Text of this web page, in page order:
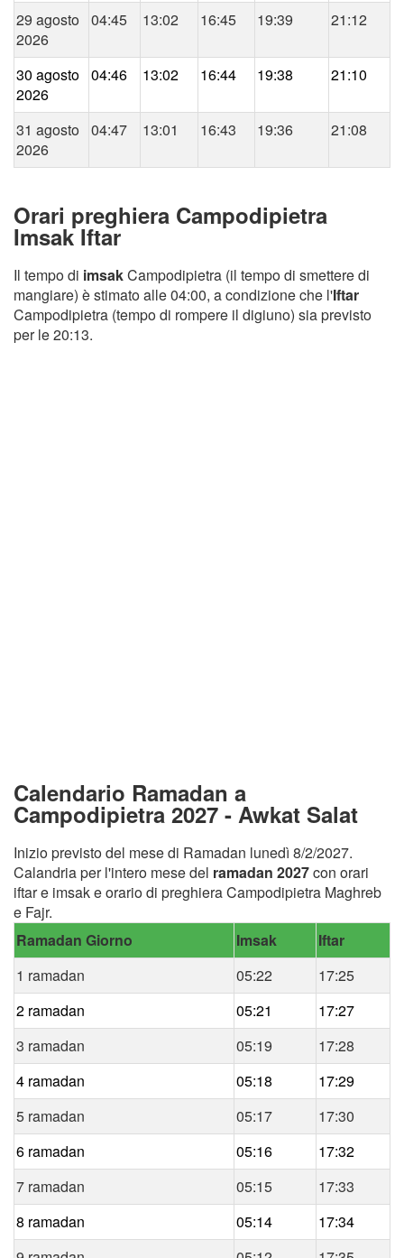
29 agosto
2026
04:45 13:02 16:45 19:39 21:12
30 agosto
2026
04:46 13:02 16:44 19:38 21:10
31 agosto
2026
04:47 13:01 16:43 19:36 21:08
Orari preghiera Campodipietra
Imsak Iftar
Il tempo di imsakCampodipietra (il tempo di smettere di
mangiare) è stimato alle 04:00, a condizione che l'Iftar
Campodipietra (tempo di rompere il digiuno) sia previsto
per le 20:13.
Calendario Ramadan a
Campodipietra 2027 - Awkat Salat
Inizio previsto del mese di Ramadan lunedì 8/2/2027.
Calandria per l'intero mese del ramadan 2027con orari
iftar e imsak e orario di preghiera Campodipietra Maghreb
e Fajr.
Ramadan Giorno
Imsak
Iftar
1 ramadan
05:22
17:25
2 ramadan
05:21
17:27
3 ramadan
05:19
17:28
4 ramadan
05:18
17:29
5 ramadan
05:17
17:30
6 ramadan
05:16
17:32
7 ramadan
05:15
17:33
8 ramadan
05:14
17:34